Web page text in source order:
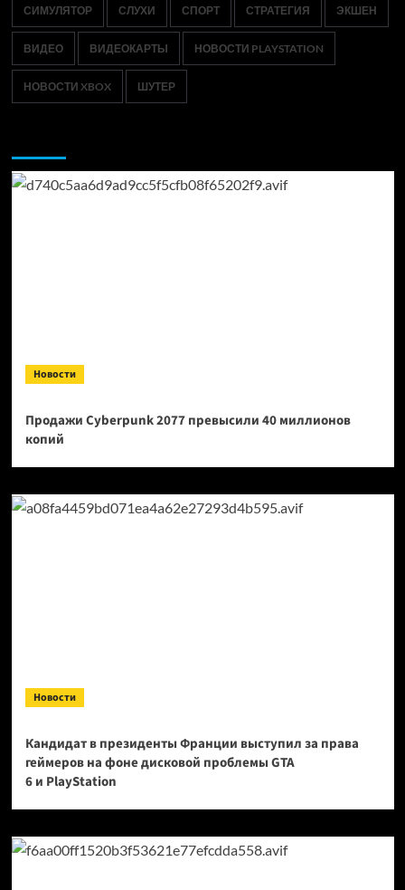
СИМУЛЯТОР СЛУХИ СПОРТ СТРАТЕГИЯ ЭКШЕН
ВИДЕО ВИДЕОКАРТЫ НОВОСТИ PLAYSTATION
НОВОСТИ XBOX ШУТЕР
Новости
Продажи Cyberpunk 2077 превысили 40 миллионов
копий
Новости
Кандидат в президенты Франции выступил за права
геймеров на фоне дисковой проблемы GTA
6 и PlayStation